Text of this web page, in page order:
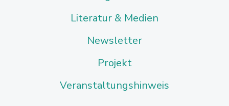
Literatur & Medien
Newsletter
Projekt
Veranstaltungshinweis